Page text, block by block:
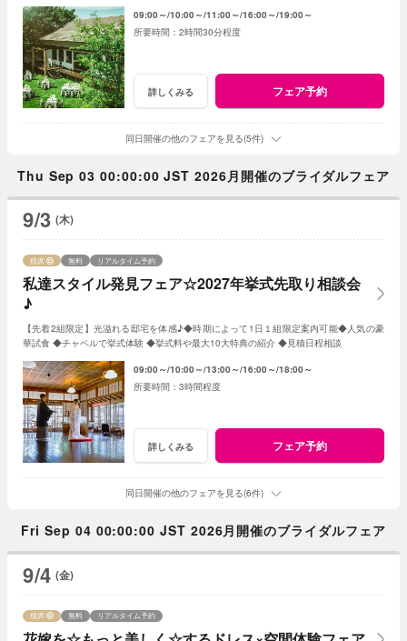
09:00～ 10:00～ 11:00～ 16:00～ 19:00～
2時間30分程度
詳しくみる フェア予約
同日開催の他のフェアを見る(5件)
Thu Sep 03 00:00:00 JST 2026月開催のブライダルフェア
9/3 (木)
私達スタイル発見フェア☆2027年挙式先取り相談会
♪
残席 無料 リアルタイム予約
【先着2組限定】光溢れる邸宅を体感♪◆時期によって1日１組限定案内可能◆人気の豪
華試食 ◆チャペルで挙式体験 ◆挙式料や最大10大特典の紹介 ◆見積日程相談
09:00～ 10:00～ 13:00～ 16:00～ 18:00～
3時間程度
詳しくみる フェア予約
同日開催の他のフェアを見る(6件)
Fri Sep 04 00:00:00 JST 2026月開催のブライダルフェア
9/4 (金)
残席 無料 リアルタイム予約